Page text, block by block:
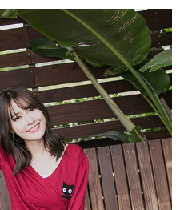
」（以下簡稱本公司）所提供，讓
服務，並由商店將買賣／分期付款
本公司帳單繳交帳款。
契約關係目的，商店將以您的個人
台灣大哥大進項蒐集、處理及利用，
料之確認、核對及更正。
：https://oppay.tw/userRule
費，但若您需要取消訂單，請聯絡
單仍視為有效，需透過AFTEE先享
」之結帳頁面顯示為準，若有關於
關疑問，請聯繫「AFTEE先享後付
support/home
之「AFTEE先享後付」服務完成之交
料，並將交易相關給付款項請求債
下網址：
人或監護人之同意方可使用
運費
費
)免運費